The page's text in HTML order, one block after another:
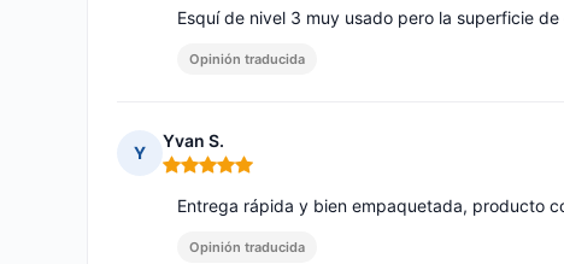
Esquí de nivel 3 muy usado pero la superficie
Opinión traducida
Y
Yvan S.
Nota: 5 de 5
Entrega rápida y bien empaquetada, producto
Opinión traducida